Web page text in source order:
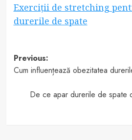
Exerciții de stretching
durerile de spate
Post
navigation
Previous:
Cum influențează obezitatea
De ce apar durerile de spate